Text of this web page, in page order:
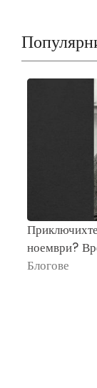
ноември?
Блогове